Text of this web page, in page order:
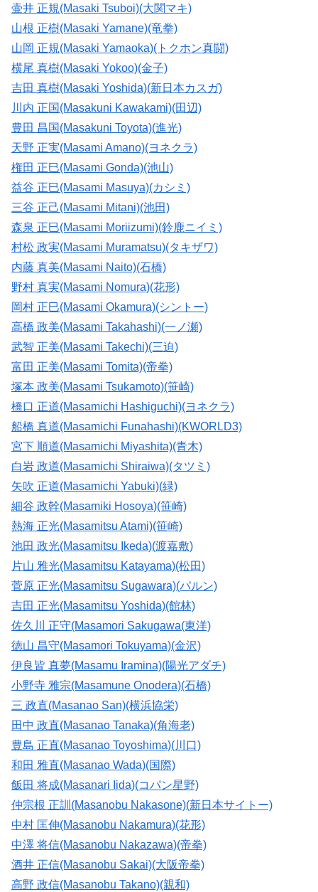
壷井 正規(Masaki Tsuboi)(大関マキ)
山根 正樹(Masaki Yamane)(竜拳)
山岡 正規(Masaki Yamaoka)(トクホン真闘)
横尾 真樹(Masaki Yokoo)(金子)
吉田 真樹(Masaki Yoshida)(新日本カスガ)
川内 正国(Masakuni Kawakami)(田辺)
豊田 昌国(Masakuni Toyota)(進光)
天野 正実(Masami Amano)(ヨネクラ)
権田 正巳(Masami Gonda)(池山)
益谷 正巳(Masami Masuya)(カシミ)
三谷 正己(Masami Mitani)(池田)
森泉 正巳(Masami Moriizumi)(鈴鹿ニイミ)
村松 政実(Masami Muramatsu)(タキザワ)
内藤 真美(Masami Naito)(石橋)
野村 真実(Masami Nomura)(花形)
岡村 正巳(Masami Okamura)(シントー)
高橋 政美(Masami Takahashi)(一ノ瀬)
武智 正美(Masami Takechi)(三迫)
富田 正美(Masami Tomita)(帝拳)
塚本 政美(Masami Tsukamoto)(笹崎)
橋口 正道(Masamichi Hashiguchi)(ヨネクラ)
船橋 真道(Masamichi Funahashi)(KWORLD3)
宮下 順道(Masamichi Miyashita)(青木)
白岩 政道(Masamichi Shiraiwa)(タツミ)
矢吹 正道(Masamichi Yabuki)(緑)
細谷 政幹(Masamiki Hosoya)(笹崎)
熱海 正光(Masamitsu Atami)(笹崎)
池田 政光(Masamitsu Ikeda)(渡嘉敷)
片山 雅光(Masamitsu Katayama)(松田)
菅原 正光(Masamitsu Sugawara)(パルン)
吉田 正光(Masamitsu Yoshida)(館林)
佐久川 正守(Masamori Sakugawa(東洋)
徳山 昌守(Masamori Tokuyama)(金沢)
伊良皆 真夢(Masamu Iramina)(陽光アダチ)
小野寺 雅宗(Masamune Onodera)(石橋)
三 政直(Masanao San)(横浜協栄)
田中 政直(Masanao Tanaka)(角海老)
豊島 正直(Masanao Toyoshima)(川口)
和田 雅直(Masanao Wada)(国際)
飯田 将成(Masanari Iida)(コパン星野)
仲宗根 正訓(Masanobu Nakasone)(新日本サイトー)
中村 匡伸(Masanobu Nakamura)(花形)
中澤 将信(Masanobu Nakazawa)(帝拳)
酒井 正信(Masanobu Sakai)(大阪帝拳)
高野 政信(Masanobu Takano)(親和)